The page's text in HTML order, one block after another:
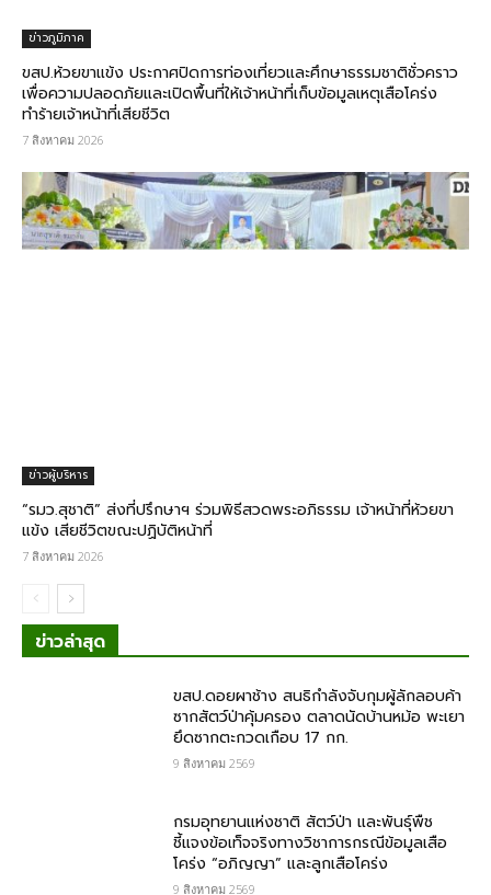
ข่าวภูมิภาค
ขสป.ห้วยขาแข้ง ประกาศปิดการท่องเที่ยวและศึกษาธรรมชาติชั่วคราว
เพื่อความปลอดภัยและเปิดพื้นที่ให้เจ้าหน้าที่เก็บข้อมูลเหตุเสือโคร่ง
ทำร้ายเจ้าหน้าที่เสียชีวิต
7 สิงหาคม 2026
ข่าวผู้บริหาร
“รมว.สุชาติ” ส่งที่ปรึกษาฯ ร่วมพิธีสวดพระอภิธรรม เจ้าหน้าที่ห้วยขา
แข้ง เสียชีวิตขณะปฏิบัติหน้าที่
7 สิงหาคม 2026
ข่าวล่าสุด
ขสป.ดอยผาช้าง สนธิกำลังจับกุมผู้ลักลอบค้า
ซากสัตว์ป่าคุ้มครอง ตลาดนัดบ้านหม้อ พะเยา
ยึดซากตะกวดเกือบ 17 กก.
9 สิงหาคม 2569
กรมอุทยานแห่งชาติ สัตว์ป่า และพันธุ์พืช​
ชี้แจงข้อเท็จจริงทางวิชาการกรณีข้อมูลเสือ
โคร่ง “อภิญญา” และลูกเสือโคร่ง
9 สิงหาคม 2569